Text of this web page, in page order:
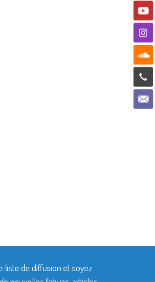
liste de diffusion et soyez